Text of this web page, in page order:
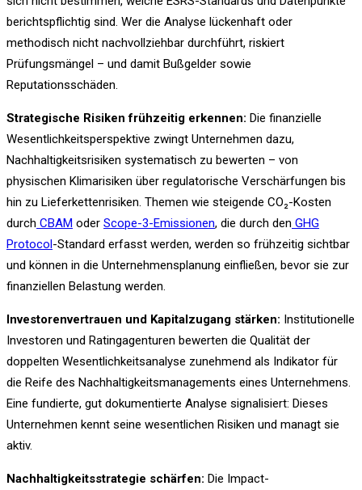
berichtspflichtig sind. Wer die Analyse lückenhaft oder
methodisch nicht nachvollziehbar durchführt, riskiert
Prüfungsmängel – und damit Bußgelder sowie
Reputationsschäden.
Strategische Risiken frühzeitig erkennen: Die finanzielle
Wesentlichkeitsperspektive zwingt Unternehmen dazu,
Nachhaltigkeitsrisiken systematisch zu bewerten – von
physischen Klimarisiken über regulatorische Verschärfungen bis
hin zu Lieferkettenrisiken. Themen wie steigende CO₂-Kosten
durch CBAM oder Scope-3-Emissionen, die durch den GHG
Protocol -Standard erfasst werden, werden so frühzeitig sichtbar
und können in die Unternehmensplanung einfließen, bevor sie zur
finanziellen Belastung werden.
Investorenvertrauen und Kapitalzugang stärken: Institutionelle
Investoren und Ratingagenturen bewerten die Qualität der
doppelten Wesentlichkeitsanalyse zunehmend als Indikator für
die Reife des Nachhaltigkeitsmanagements eines Unternehmens.
Eine fundierte, gut dokumentierte Analyse signalisiert: Dieses
Unternehmen kennt seine wesentlichen Risiken und managt sie
aktiv.
Nachhaltigkeitsstrategie schärfen: Die Impact-